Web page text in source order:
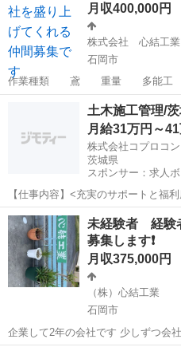
月収400,000円
株式会社 心結工業
石岡市
作業種類 鳶 重量 多能工 作業種
ので飽きる事がありません 作業時間 AM8時〜PM17時 作業現
険 工事保...
鳶職 ダクト
土木施工管理/
月給31万円～41
株式会社コプロコ
茨城県
スポンサー：求人
【仕事内容】<充実のサポートと福
かせるお仕事 大手で安心して働ける
が活躍されています アピールポイ
社会インフラを支えるやりがい...
正社員
未経験者 経験
募集します❗️
月収375,000円
（株）心結工業
石岡市
企業して2年の会社です 少しずつ会社を大きくする為に力を貸してく
れる仲間を募集しています 作業内容 おおてサブコンさんの現場にて